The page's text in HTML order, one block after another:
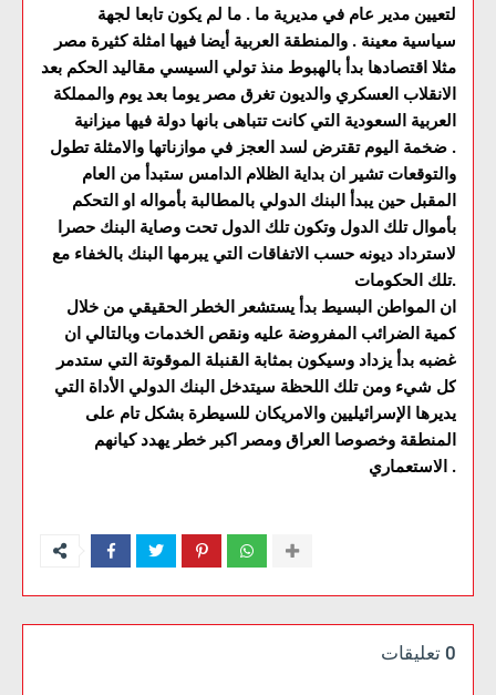
لتعيين مدير عام في مديرية ما . ما لم يكون تابعا لجهة
سياسية معينة . والمنطقة العربية أيضا فيها امثلة كثيرة مصر
مثلا اقتصادها بدأ بالهبوط منذ تولي السيسي مقاليد الحكم بعد
الانقلاب العسكري والديون تغرق مصر يوما بعد يوم والمملكة
العربية السعودية التي كانت تتباهى بانها دولة فيها ميزانية
ضخمة اليوم تقترض لسد العجز في موازناتها والامثلة تطول .
والتوقعات تشير ان بداية الظلام الدامس ستبدأ من العام
المقبل حين يبدأ البنك الدولي بالمطالبة بأمواله او التحكم
بأموال تلك الدول وتكون تلك الدول تحت وصاية البنك حصرا
لاسترداد ديونه حسب الاتفاقات التي يبرمها البنك بالخفاء مع
تلك الحكومات.
ان المواطن البسيط بدأ يستشعر الخطر الحقيقي من خلال
كمية الضرائب المفروضة عليه ونقص الخدمات وبالتالي ان
غضبه بدأ يزداد وسيكون بمثابة القنبلة الموقوتة التي ستدمر
كل شيء ومن تلك اللحظة سيتدخل البنك الدولي الأداة التي
يديرها الإسرائيليين والامريكان للسيطرة بشكل تام على
المنطقة وخصوصا العراق ومصر اكبر خطر يهدد كيانهم
الاستعماري .
0 تعليقات